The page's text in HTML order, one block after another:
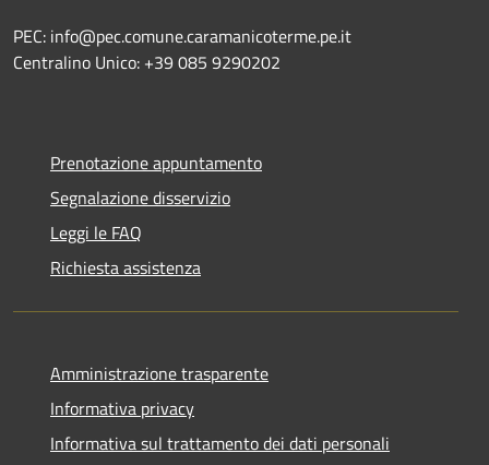
PEC: info@pec.comune.caramanicoterme.pe.it
Centralino Unico: +39 085 9290202
Prenotazione appuntamento
Segnalazione disservizio
Leggi le FAQ
Richiesta assistenza
Amministrazione trasparente
Informativa privacy
Informativa sul trattamento dei dati personali